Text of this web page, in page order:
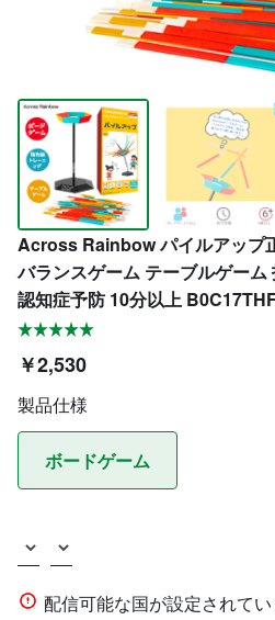
Across Rainbow パイルアップ
バランスゲーム テーブルゲー
認知症予防 10分以上
￥2,530
製品仕様
ボードゲーム
配信可能な国が設定されて